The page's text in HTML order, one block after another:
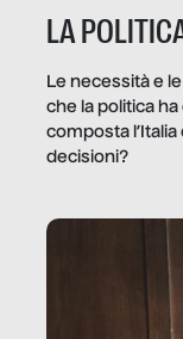
LA
Le necessità e
che la politica
composta
decisioni?